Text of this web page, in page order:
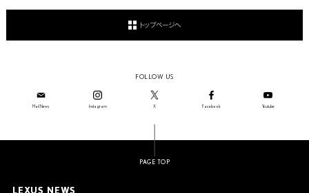
トップページへ
FOLLOW US
Mail News Instagram X Facebook Youtube
PAGE TOP
LEXUS NEWS